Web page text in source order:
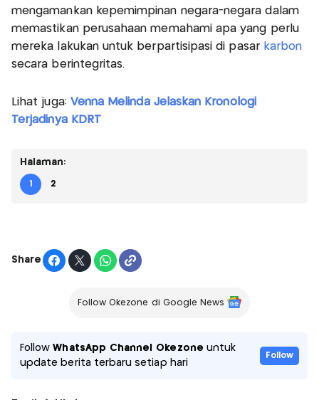
mengamankan kepemimpinan negara-negara dalam
memastikan perusahaan memahami apa yang perlu
mereka lakukan untuk berpartisipasi di pasar karbon
secara berintegritas.
Lihat juga: Venna Melinda Jelaskan Kronologi
Terjadinya KDRT
Halaman:
1 2
Share
Follow Okezone di Google News
FollowWhatsApp Channel Okezone untuk
update berita terbaru setiap hari
Follow